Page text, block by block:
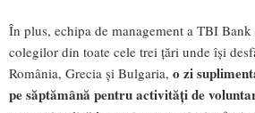
În plus, echipa de management a TBI Bank
colegilor din toate cele trei țări unde își
România, Grecia și Bulgaria, o zi
pe săptămână pentru activități de